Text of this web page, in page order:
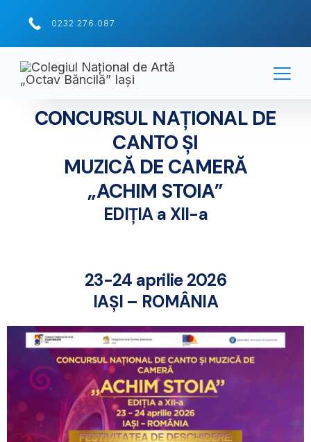
0232.276.087
CONCURSUL NAȚIONAL DE
CANTO ȘI
MUZICĂ DE CAMERĂ
„ACHIM STOIA”
EDIȚIA a XII-a
23-24 aprilie 2026
IAȘI – ROMÂNIA